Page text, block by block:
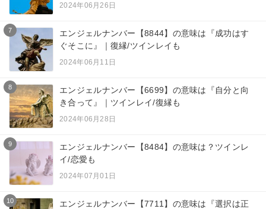
2024年06月26日
7
エンジェルナンバー【8844】の意味は『成功はす
ぐそこに』｜復縁/ツインレイも
2024年06月11日
8
エンジェルナンバー【6699】の意味は『自分と向
き合って』｜ツインレイ/復縁も
2024年06月28日
9
エンジェルナンバー【8484】の意味は？ツインレ
イ/恋愛も
2024年07月01日
10
エンジェルナンバー【7711】の意味は『選択は正